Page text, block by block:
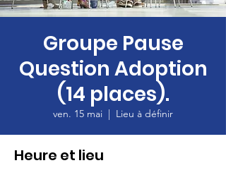
Groupe Pause
Question Adoption
(14 places).
ven. 15 mai
  |
Lieu à définir
Heure et lieu